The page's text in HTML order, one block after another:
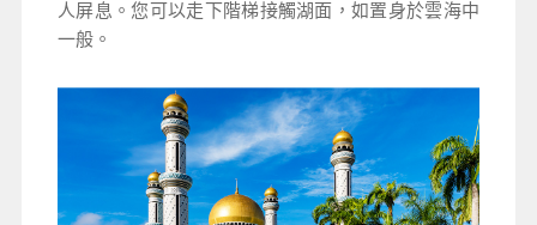
人屏息。您可以走下階梯接觸湖面，如置身於雲海中
一般。